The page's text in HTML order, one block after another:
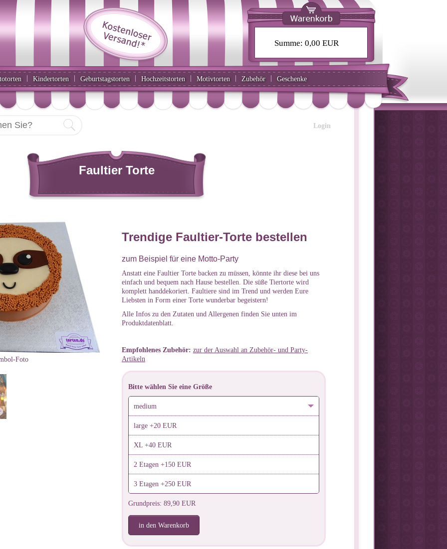
| Kindertorten | Geburtstagstorten | Hochzeitstorten | Motivtorten | Zubehör | Geschenke
Summe: 0,00 EUR
Login
Faultier Torte
Foto
Trendige Faultier-Torte bestellen
zum Beispiel für eine Motto-Party
Anstatt eine Faultier Torte backen zu müssen, könnte ihr diese bei uns
einfach und bequem nach Hause bestellen. Die süße Tiertorte wird
komplett handdekoriert. Faultiere sind im Trend und werden Eure
Liebsten in Form einer Torte wunderbar begeistern!
Alle Infos zu den Zutaten und Allergenen finden Sie unten im
Produktdatenblatt.
Empfohlenes Zubehör: zur der Auswahl an Zubehör- und Party-
Artikeln
Bitte wählen Sie eine Größe
medium
large +20 EUR
XL +40 EUR
2 Etagen +150 EUR
3 Etagen +250 EUR
Grundpreis: 89,90 EUR
in den Warenkorb